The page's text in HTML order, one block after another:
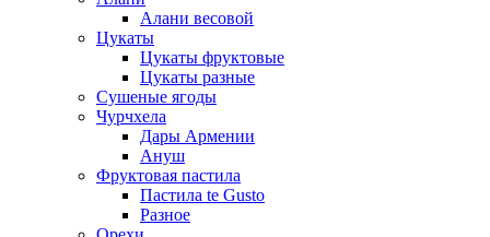
Алани весовой
Цукаты
Цукаты фруктовые
Цукаты разные
Сушеные ягоды
Чурчхела
Дары Армении
Ануш
Фруктовая пастила
Пастила te Gusto
Разное